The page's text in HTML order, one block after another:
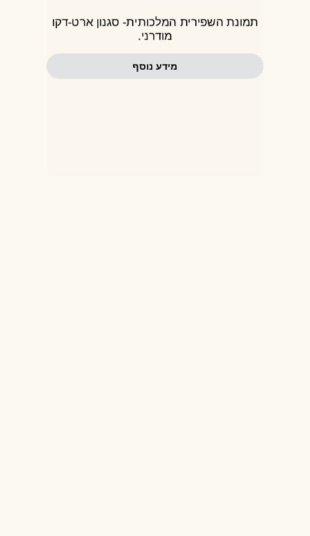
תמונת השפירית המלכותית- סגנון ארט-דקו
מודרני.
מידע נוסף